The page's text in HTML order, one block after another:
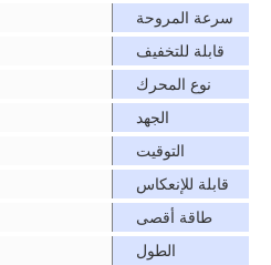
سرعة المروحة
قابلة للتخفيف
نوع المحرك
الجهد
التوقيت
قابلة للإنعكاس
طاقة أقصى
الطول